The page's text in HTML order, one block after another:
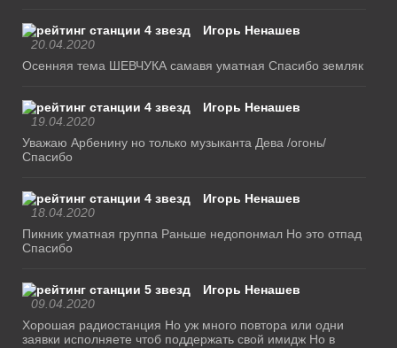
Игорь Ненашев
20.04.2020
Осенняя тема ШЕВЧУКА самавя уматная Спасибо земляк
Игорь Ненашев
19.04.2020
Уважаю Арбенину но только музыканта Дева /огонь/
Спасибо
Игорь Ненашев
18.04.2020
Пикник уматная группа Раньше недопонмал Но это отпад
Спасибо
Игорь Ненашев
09.04.2020
Хорошая радиостанция Но уж много повтора или одни
заявки исполняете чтоб поддержать свой имидж Но в